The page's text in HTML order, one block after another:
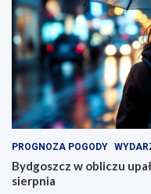
PROGNOZA POGODY
Bydgoszcz w obliczu
sierpnia